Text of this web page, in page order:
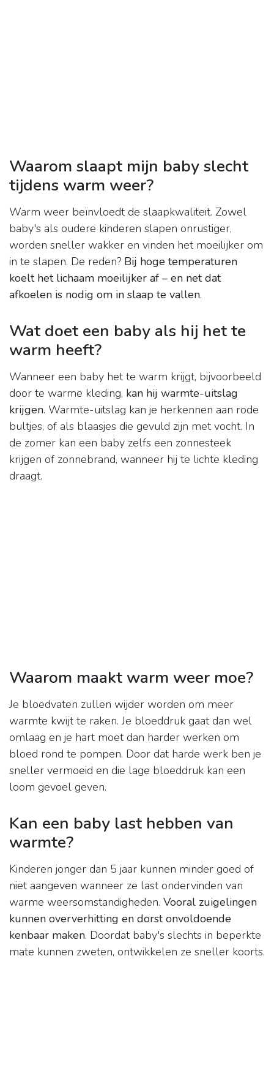
Waarom slaapt mijn baby slecht
tijdens warm weer?
Warm weer beïnvloedt de slaapkwaliteit. Zowel
baby's als oudere kinderen slapen onrustiger,
worden sneller wakker en vinden het moeilijker om
in te slapen. De reden? Bij hoge temperaturen
koelt het lichaam moeilijker af – en net dat
afkoelen is nodig om in slaap te vallen.
Wat doet een baby als hij het te
warm heeft?
Wanneer een baby het te warm krijgt, bijvoorbeeld
door te warme kleding, kan hij warmte-uitslag
krijgen. Warmte-uitslag kan je herkennen aan rode
bultjes, of als blaasjes die gevuld zijn met vocht. In
de zomer kan een baby zelfs een zonnesteek
krijgen of zonnebrand, wanneer hij te lichte kleding
draagt.
Waarom maakt warm weer moe?
Je bloedvaten zullen wijder worden om meer
warmte kwijt te raken. Je bloeddruk gaat dan wel
omlaag en je hart moet dan harder werken om
bloed rond te pompen. Door dat harde werk ben je
sneller vermoeid en die lage bloeddruk kan een
loom gevoel geven.
Kan een baby last hebben van
warmte?
Kinderen jonger dan 5 jaar kunnen minder goed of
niet aangeven wanneer ze last ondervinden van
warme weersomstandigheden. Vooral zuigelingen
kunnen oververhitting en dorst onvoldoende
kenbaar maken. Doordat baby's slechts in beperkte
mate kunnen zweten, ontwikkelen ze sneller koorts.